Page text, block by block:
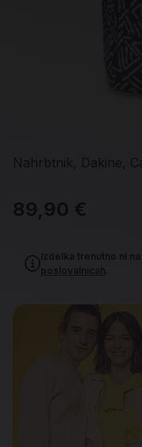
Nahrbtnik, Dakine,
89,90 €
Izdelka trenutno ni
poslovalnicah